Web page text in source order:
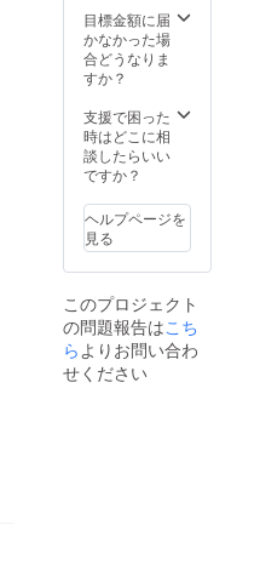
目標金額に届
かなかった場
合どうなりま
すか？
支援で困った
時はどこに相
談したらいい
ですか？
ヘルプページを
見る
このプロジェクト
の問題報告はこち
らよりお問い合わ
せください